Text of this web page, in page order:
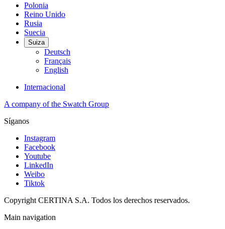
Polonia
Reino Unido
Rusia
Suecia
Suiza
Deutsch
Français
English
Internacional
A company of the Swatch Group
Síganos
Instagram
Facebook
Youtube
LinkedIn
Weibo
Tiktok
Copyright CERTINA S.A. Todos los derechos reservados.
Main navigation